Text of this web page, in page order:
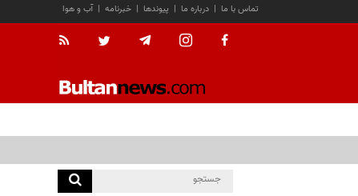
آب و هوا | خبرنامه | پیوندها | درباره ما | تماس با ما